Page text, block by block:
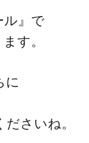
ル』で
す。
に
さいね。